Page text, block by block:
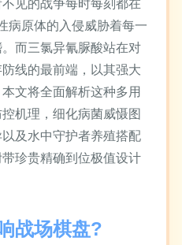
见的战争每时每刻都在
原体的入侵威胁着每一
而三氯异氰脲酸站在对
线的最前端，以其强大
文将全面解析这种多用
机理，细化病菌威慑图
及水中守护者养殖搭配
珍贵精确到位极值设计
战场棋盘?